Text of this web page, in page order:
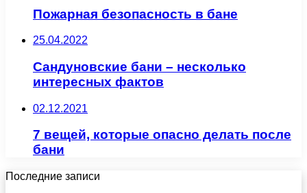
Пожарная безопасность в бане
25.04.2022
Сандуновские бани – несколько
интересных фактов
02.12.2021
7 вещей, которые опасно делать после
бани
Последние записи